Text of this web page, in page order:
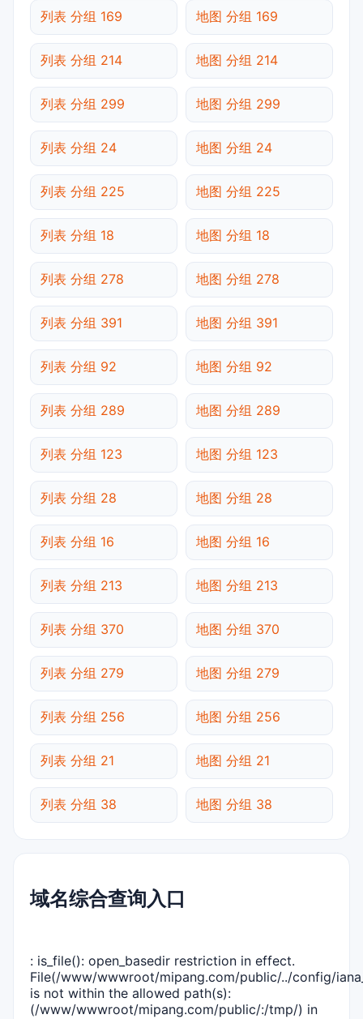
列表 分组 169 地图 分组 169
列表 分组 214 地图 分组 214
列表 分组 299 地图 分组 299
列表 分组 24 地图 分组 24
列表 分组 225 地图 分组 225
列表 分组 18 地图 分组 18
列表 分组 278 地图 分组 278
列表 分组 391 地图 分组 391
列表 分组 92 地图 分组 92
列表 分组 289 地图 分组 289
列表 分组 123 地图 分组 123
列表 分组 28 地图 分组 28
列表 分组 16 地图 分组 16
列表 分组 213 地图 分组 213
列表 分组 370 地图 分组 370
列表 分组 279 地图 分组 279
列表 分组 256 地图 分组 256
列表 分组 21 地图 分组 21
列表 分组 38 地图 分组 38
域名综合查询入口
: is_file(): open_basedir restriction in effect.
File(/www/wwwroot/mipang.com/public/../config/
is not within the allowed path(s):
(/www/wwwroot/mipang.com/public/:/tmp/) in